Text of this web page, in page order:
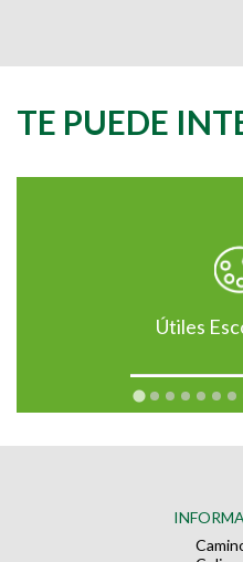
TE PUEDE
Útiles